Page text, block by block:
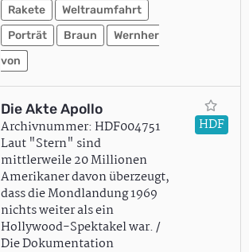
Rakete
Weltraumfahrt
Porträt
Braun
Wernher
von
Die Akte Apollo
Archivnummer: HDF004751
Laut "Stern" sind
mittlerweile 20 Millionen
Amerikaner davon überzeugt,
dass die Mondlandung 1969
nichts weiter als ein
Hollywood-Spektakel war. /
Die Dokumentation
HDF